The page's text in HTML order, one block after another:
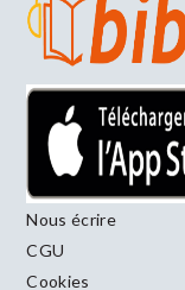
Nous écrire
CGU
Cookies